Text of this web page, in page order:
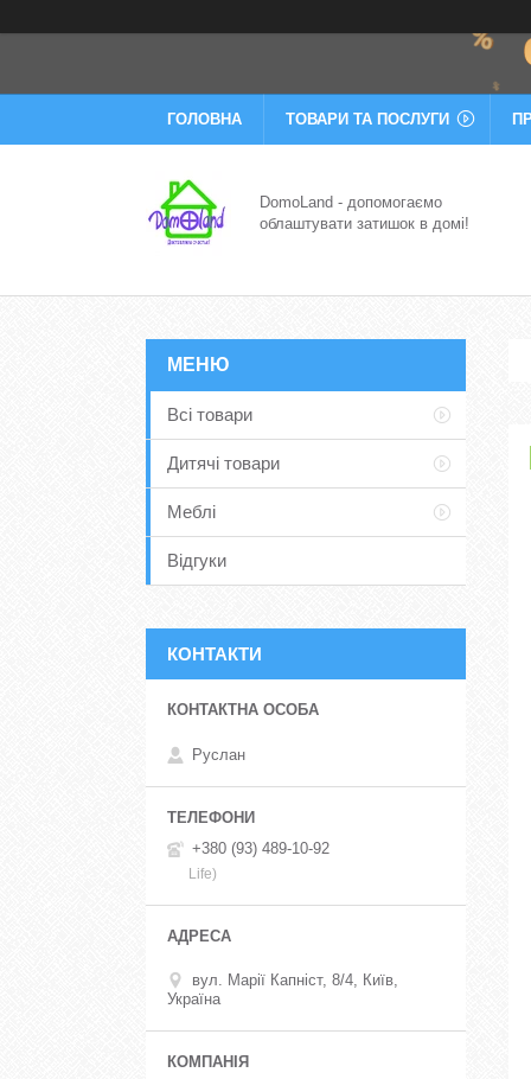
ГОЛОВНА ТОВАРИ ТА ПОСЛУГИ
DomoLand - допомогаємо
облаштувати затишок в домі!
Всі товари
Дитячі товари
Меблі
Відгуки
КОНТАКТИ
Руслан
+380 (93) 489-10-92
Life)
вул. Марії Капніст, 8/4, Київ,
Україна